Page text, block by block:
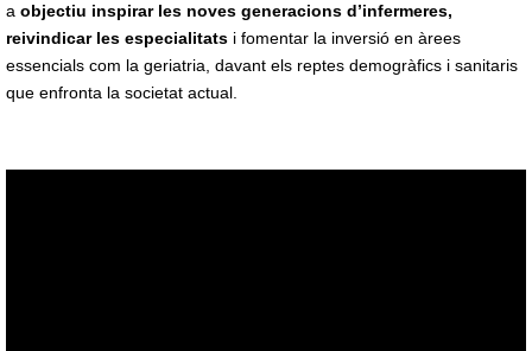
a objectiu inspirar les noves generacions d’infermeres,
reivindicar les especialitats i fomentar la inversió en àrees
essencials com la geriatria, davant els reptes demogràfics i sanitaris
que enfronta la societat actual.